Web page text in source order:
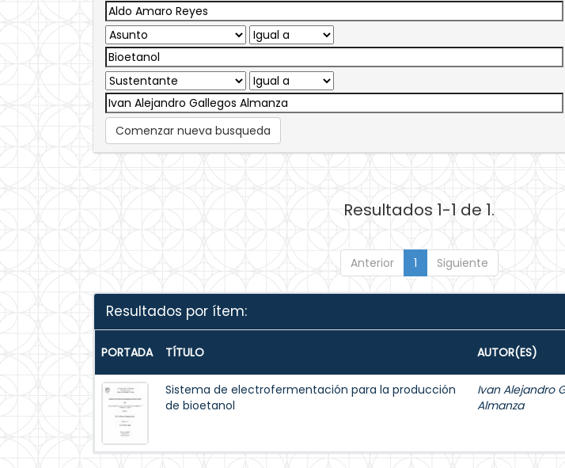
Comenzar nueva busqueda
Resultados 1-1 de 1.
Anterior 1 Siguiente
Resultados por ítem:
PORTADA TÍTULO AUTOR(ES)
Sistema de electrofermentación para la producción
de bioetanol
Ivan Alejandro
Almanza